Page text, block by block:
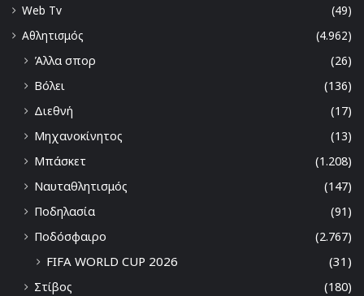
Web Tv
(49)
Αθλητισμός
(4.962)
Άλλα σπορ
(26)
Βόλει
(136)
Διεθνή
(17)
Μηχανοκίνητος
(13)
Μπάσκετ
(1.208)
Ναυταθλητισμός
(147)
Ποδηλασία
(91)
Ποδόσφαιρο
(2.767)
FIFA WORLD CUP 2026 (31)
Στίβος
(180)